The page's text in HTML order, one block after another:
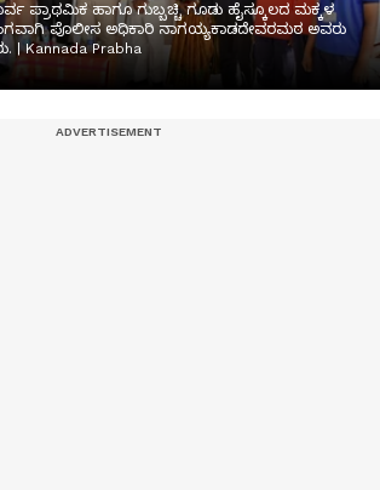
ಪ್ರಾಥಮಿಕ ಹಾಗೂ ಗುಬ್ಬಚ್ಚಿ ಗೂಡು ಹೈಸ್ಕೂಲದ ಮಕ್ಕಳ
ಪೊಲೀಸ ಅಧಿಕಾರಿ ನಾಗಯ್ಯಕಾಡದೇವರಮಠ ಅವರು
| Kannada Prabha